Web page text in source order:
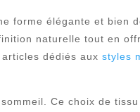
forme élégante et bien
naturelle tout en
articles dédiés auxstyles
Ce choix de